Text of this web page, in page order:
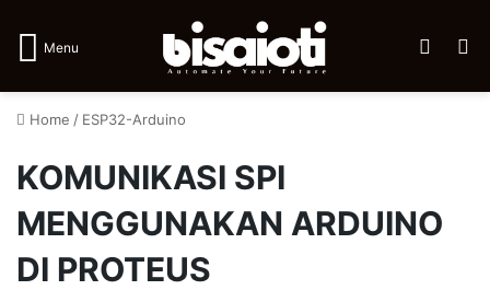
Menu Log In
Home / ESP32-Arduino
KOMUNIKASI SPI
MENGGUNAKAN ARDUINO
DI PROTEUS